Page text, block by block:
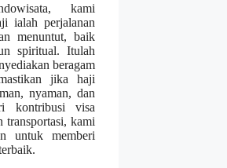
kami
ialah perjalanan
menuntut, baik
spiritual. Itulah
beragam
jika haji
nyaman, dan
kontribusi visa
transportasi, kami
untuk memberi